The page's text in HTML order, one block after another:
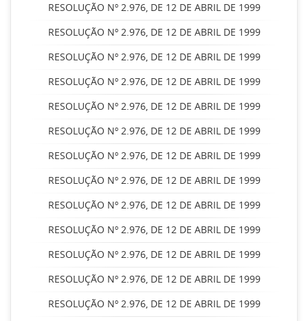
RESOLUÇÃO Nº 2.976, DE 12 DE ABRIL DE 1999
RESOLUÇÃO Nº 2.976, DE 12 DE ABRIL DE 1999
RESOLUÇÃO Nº 2.976, DE 12 DE ABRIL DE 1999
RESOLUÇÃO Nº 2.976, DE 12 DE ABRIL DE 1999
RESOLUÇÃO Nº 2.976, DE 12 DE ABRIL DE 1999
RESOLUÇÃO Nº 2.976, DE 12 DE ABRIL DE 1999
RESOLUÇÃO Nº 2.976, DE 12 DE ABRIL DE 1999
RESOLUÇÃO Nº 2.976, DE 12 DE ABRIL DE 1999
RESOLUÇÃO Nº 2.976, DE 12 DE ABRIL DE 1999
RESOLUÇÃO Nº 2.976, DE 12 DE ABRIL DE 1999
RESOLUÇÃO Nº 2.976, DE 12 DE ABRIL DE 1999
RESOLUÇÃO Nº 2.976, DE 12 DE ABRIL DE 1999
RESOLUÇÃO Nº 2.976, DE 12 DE ABRIL DE 1999